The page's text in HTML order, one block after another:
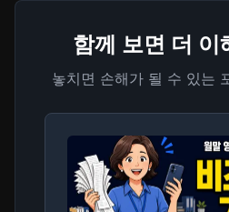
함께 보면 더 이
놓치면 손해가 될 수 있는